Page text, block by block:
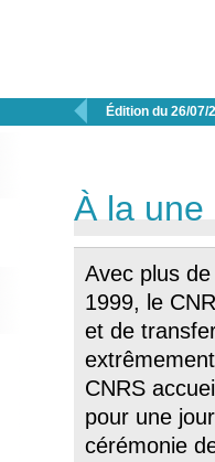
 Édition du 26/07/
À la une
Avec plus
1999, le
et de
CNRS
pour une
cérémonie